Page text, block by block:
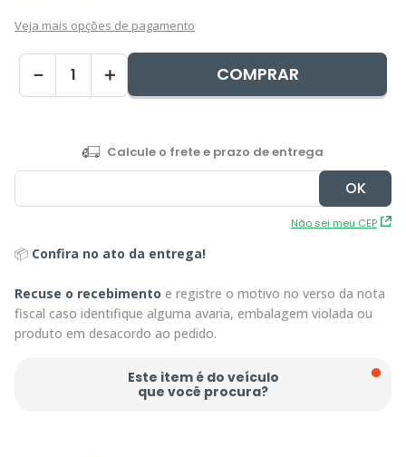
Veja mais opções de pagamento
＋
－ COMPRAR
Não sei meu CEP
📦 Confira no ato da entrega!
Recuse o recebimento e registre o motivo no verso da nota
fiscal caso identifique alguma avaria, embalagem violada ou
produto em desacordo ao pedido.
Este item é do veículo
que você procura?